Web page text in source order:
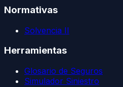
Normativas
Solvencia II
Herramientas
Glosario de Seguros
Simulador Siniestro